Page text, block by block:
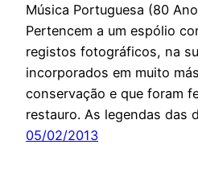
Música Portuguesa (80
Pertencem a um espólio
registos fotográficos, na
incorporados em muito
conservação e que foram
restauro. As legendas das
05/02/2013